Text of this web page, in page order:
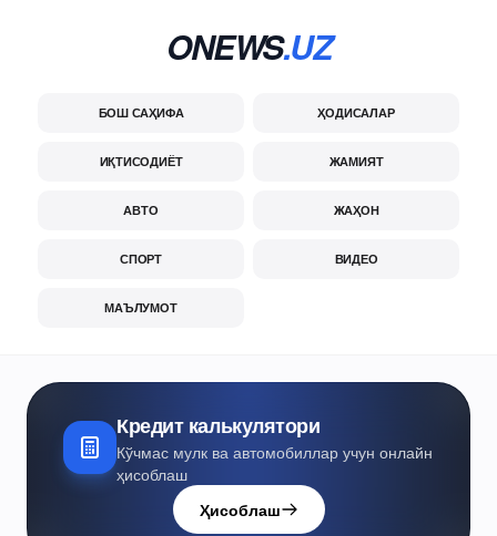
ONEWS.UZ
БОШ САҲИФА ҲОДИСАЛАР
ИҚТИСОДИЁТ ЖАМИЯТ
АВТО ЖАҲОН
СПОРТ ВИДЕО
МАЪЛУМОТ
Кредит калькулятори
Кўчмас мулк ва автомобиллар учун онлайн
ҳисоблаш
Ҳисоблаш